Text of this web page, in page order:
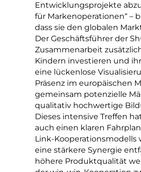
Entwicklungsprojekte
für Markenoperationen“ –
dass sie den globalen
Der Geschäftsführer der
Zusammenarbeit
Kindern investieren und
eine lückenlose
Präsenz im europäischen
gemeinsam potenzielle
qualitativ hochwertige
Dieses intensive Treffen
auch einen klaren
Link-
eine stärkere Synergie
höhere Produktqualität